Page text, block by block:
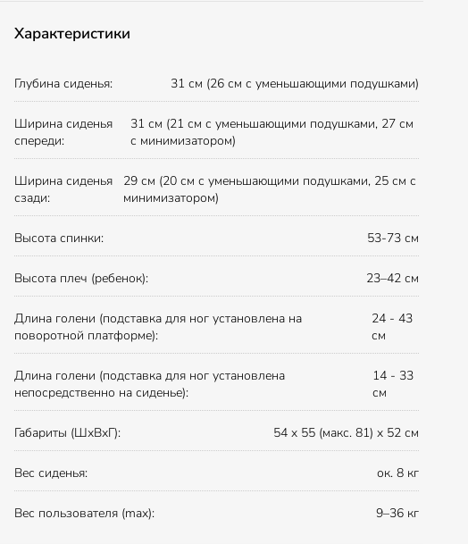
Характеристики
Глубина сиденья: 31 см (26 см с уменьшающими подушками)
Ширина сиденья
спереди:
31 см (21 см с уменьшающими подушками, 27 см
с минимизатором)
Ширина сиденья
сзади:
29 см (20 см с уменьшающими подушками, 25 см с
минимизатором)
Высота спинки: 53-73 см
Высота плеч (ребенок): 23–42 см
Длина голени (подставка для ног установлена ​​на
поворотной платформе):
24 - 43
см
Длина голени (подставка для ног установлена ​​
непосредственно на сиденье):
14 - 33
см
Габариты (ШхВхГ): 54 x 55 (макс. 81) x 52 см
Вес сиденья: ок. 8 кг
Вес пользователя (max): 9–36 кг